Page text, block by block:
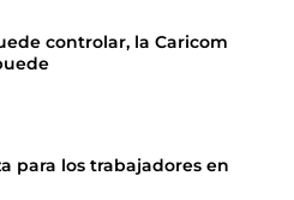
controlar, la Caricom
para los trabajadores en